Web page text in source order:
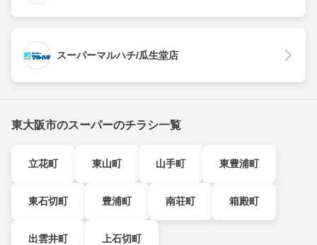
スーパーマルハチ/瓜生堂店
東大阪市のスーパーのチラシ一覧
立花町 東山町 山手町 東豊浦町
東石切町 豊浦町 南荘町 箱殿町
出雲井町 上石切町